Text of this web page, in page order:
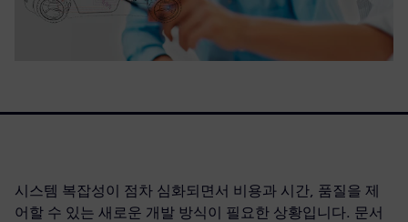
시스템 복잡성이 점차 심화되면서 비용과 시간, 품질을 제
어할 수 있는 새로운 개발 방식이 필요한 상황입니다. 문서